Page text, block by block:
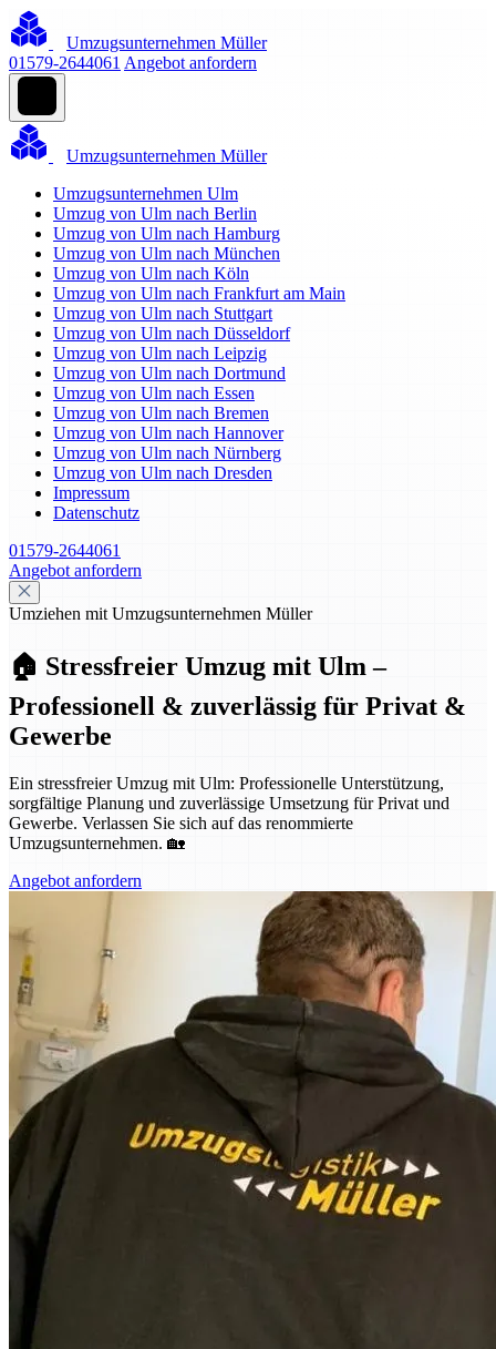
Umzugsunternehmen Müller
01579-2644061 Angebot anfordern
Umzugsunternehmen Müller
Umzugsunternehmen Ulm
Umzug von Ulm nach Berlin
Umzug von Ulm nach Hamburg
Umzug von Ulm nach München
Umzug von Ulm nach Köln
Umzug von Ulm nach Frankfurt am Main
Umzug von Ulm nach Stuttgart
Umzug von Ulm nach Düsseldorf
Umzug von Ulm nach Leipzig
Umzug von Ulm nach Dortmund
Umzug von Ulm nach Essen
Umzug von Ulm nach Bremen
Umzug von Ulm nach Hannover
Umzug von Ulm nach Nürnberg
Umzug von Ulm nach Dresden
Impressum
Datenschutz
01579-2644061
Angebot anfordern
Umziehen mit Umzugsunternehmen Müller
🏠 Stressfreier Umzug mit Ulm –
Professionell & zuverlässig für Privat &
Gewerbe
Ein stressfreier Umzug mit Ulm: Professionelle Unterstützung,
sorgfältige Planung und zuverlässige Umsetzung für Privat und
Gewerbe. Verlassen Sie sich auf das renommierte
Umzugsunternehmen. 🏡
Angebot anfordern